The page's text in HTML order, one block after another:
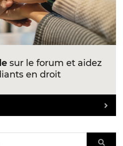
sur le forum et aidez
en droit